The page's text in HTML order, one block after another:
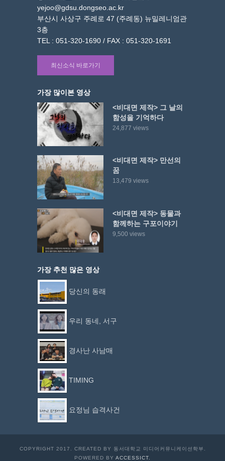
yejoo@gdsu.dongseo.ac.kr
부산시 사상구 주례로 47 (주례동) 뉴밀레니엄관
3층
TEL : 051-320-1690 / FAX : 051-320-1691
최신소식 바로가기
가장 많이본 영상
<비대면 제작> 그 날의
함성을 기억하다
24,877 views
<비대면 제작> 만선의
꿈
13,479 views
<비대면 제작> 동물과
함께하는 구포이야기
9,500 views
가장 추천 많은 영상
당신의 동래
우리 동네, 서구
경사난 사남매
TIMING
요정님 습격사건
COPYRIGHT 2017. CREATED BY 동서대학교 미디어커뮤니케이션학부.
POWERED BY ACCESSICT.